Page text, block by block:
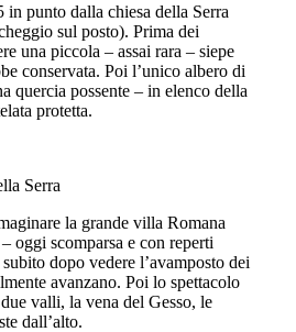
in punto dalla chiesa della Serra
sul posto). Prima dei
una piccola – assai rara – siepe
conservata. Poi l’unico albero di
quercia possente – in elenco della
protetta.
Serra
la grande villa Romana
oggi scomparsa e con reperti
dopo vedere l’avamposto dei
avanzano. Poi lo spettacolo
valli, la vena del Gesso, le
dall’alto.